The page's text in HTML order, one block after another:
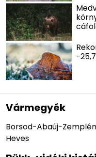
-
Vármegyék
Borsod-Abaúj-Zemplén
Heves